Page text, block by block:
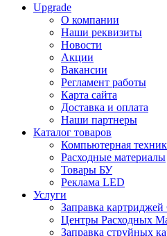
Upgrade
О компании
Наши реквизиты
Новости
Акции
Вакансии
Регламент работы
Карта сайта
Доставка и оплата
Наши партнеры
Каталог товаров
Компьютерная
Расходные материалы
Товары БУ
Реклама LED
Услуги
Заправка
Центры Расходных
Заправка струйных